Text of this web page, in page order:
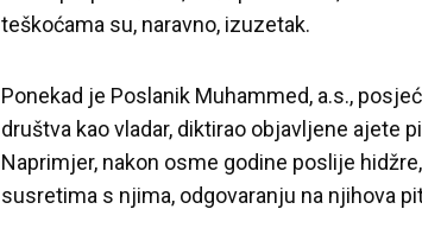
teškoćama su, naravno, izuzetak.
Ponekad je Poslanik Muhammed, a.s.,
društva kao vladar, diktirao objavljene ajete
Naprimjer, nakon osme godine poslije
susretima s njima, odgovaranju na njihova